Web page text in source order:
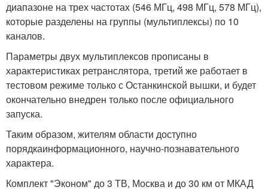
диапазоне на трех частотах (546 МГц, 498 МГц, 578 МГц),
которые разделены на группы (мультиплексы) по 10
каналов.
Параметры двух мультиплексов прописаны в
характеристиках ретранслятора, третий же работает в
тестовом режиме только с Останкинской вышки, и будет
окончательно внедрен только после официального
запуска.
Таким образом, жителям области доступно
порядкаинформационного, научно-познавательного
характера.
Комплект "Эконом" до 3 ТВ, Москва и до 30 км от МКАД